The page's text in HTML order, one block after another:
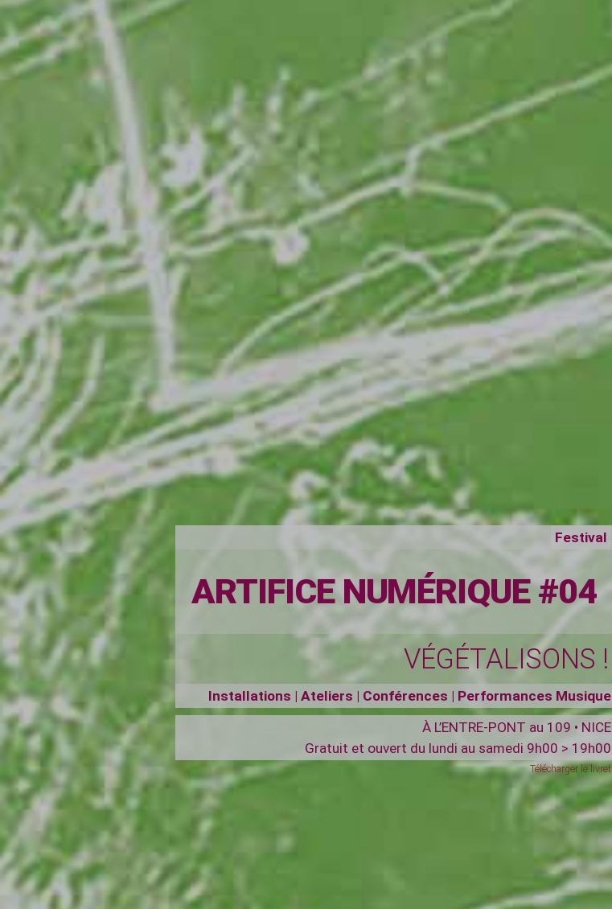
Festival
ARTIFICE NUMÉRIQUE #04
VÉGÉTALISONS !
Installations | Ateliers | Conférences | Performances Musique
À L’ENTRE-PONT au 109 • NICE
Gratuit et ouvert du lundi au samedi 9h00 > 19h00
Télécharger le livret